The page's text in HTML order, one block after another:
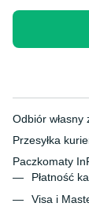
Odbiór
Przesyłka
Paczkomaty
Płatność
Visa i